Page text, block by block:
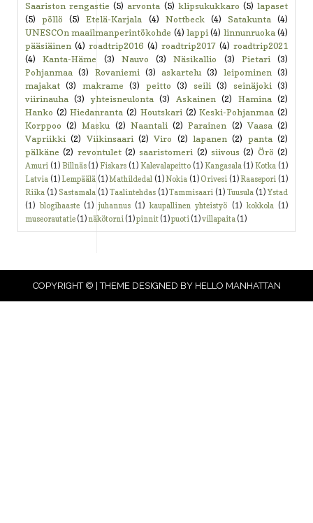
Saariston rengastie (5) arvonta (5) klipsukukkaro (5) lapaset
(5)
pöllö (5) Etelä-Karjala (4) Nottbeck (4) Satakunta
(4)
UNESCOn maailmanperintökohde (4) lappi (4) linnunruoka (4)
pääsiäinen (4) roadtrip2016 (4) roadtrip2017 (4) roadtrip2021
(4)
Kanta-Häme (3) Nauvo (3) Näsikallio (3) Pietari
(3)
Pohjanmaa (3) Rovaniemi (3) askartelu (3) leipominen (3)
majakat (3) makrame (3) peitto (3) seili (3) seinäjoki (3)
viirinauha (3) yhteisneulonta (3) Askainen (2) Hamina (2)
Hanko (2) Hiedanranta (2) Houtskari (2) Keski-Pohjanmaa (2)
Korppoo (2) Masku (2) Naantali (2) Parainen (2) Vaasa (2)
Vapriikki (2) Viikinsaari (2) Viro (2) lapanen (2) panta (2)
pälkäne (2) revontulet (2) saaristomeri (2) siivous (2) Örö (2)
Amuri (1) Billnäs (1) Fiskars (1) Kalevalapeitto (1) Kangasala (1) Kotka (1)
Latvia (1)Lempäälä (1)Mathildedal (1)Nokia (1) Orivesi (1)Raasepori (1)
Riika (1) Sastamala (1) Taalintehdas (1) Tammisaari (1) Tuusula (1) Ystad
(1) blogihaaste (1) juhannus (1) kaupallinen yhteistyö (1) kokkola (1)
museorautatie(1)näkötorni(1)pinnit(1)puoti(1)villapaita(1)
COPYRIGHT © | THEME DESIGNED BY HELLO MANHATTAN